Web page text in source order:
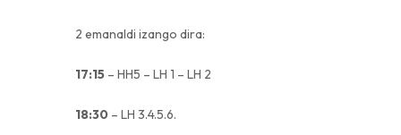
2 emanaldi izango dira:
17:15 – HH5 – LH 1 – LH 2
18:30 – LH 3.4.5.6.